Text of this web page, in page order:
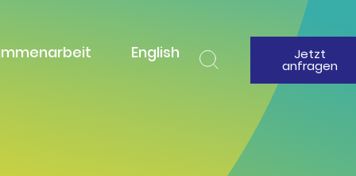
English Jetzt
anfragen